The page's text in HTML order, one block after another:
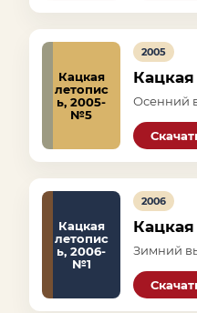
Кацкая
летопис
ь, 2005-
№5
2005
Осенний
Кацкая
летопис
ь, 2006-
№1
2006
Зимний